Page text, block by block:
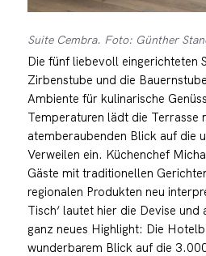
Suite Cembra. Foto: Günther
Die fünf liebevoll eingerichteten
Zirbenstube und die
Ambiente für kulinarische
Temperaturen lädt die Terrasse
atemberaubenden Blick auf die
Verweilen ein. Küchenchef
Gäste mit traditionellen
regionalen Produkten neu
Tisch‘ lautet hier die Devise
ganz neues Highlight: Die
wunderbarem Blick auf die